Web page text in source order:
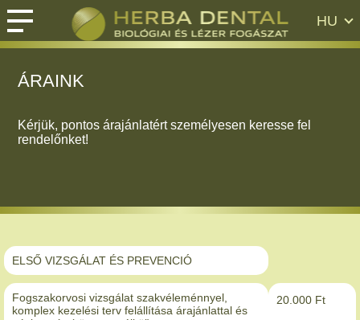
HU
ÁRAINK
Kérjük, pontos árajánlatért személyesen keresse fel
rendelőnket!
ELSŐ VIZSGÁLAT ÉS PREVENCIÓ
Fogszakorvosi vizsgálat szakvéleménnyel,
komplex kezelési terv felállítása árajánlattal és
20.000 Ft